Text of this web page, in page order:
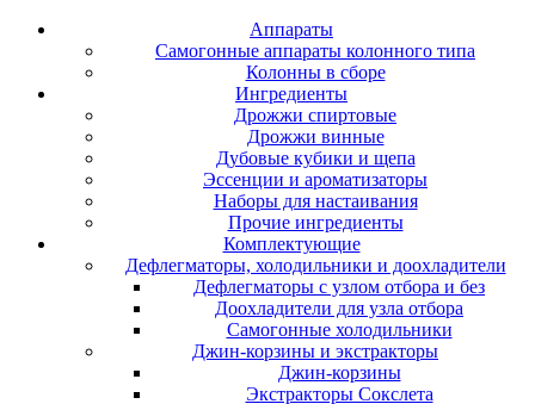
Аппараты
Самогонные аппараты колонного типа
Колонны в сборе
Ингредиенты
Дрожжи спиртовые
Дрожжи винные
Дубовые кубики и щепа
Эссенции и ароматизаторы
Наборы для настаивания
Прочие ингредиенты
Комплектующие
Дефлегматоры, холодильники и доохладители
Дефлегматоры с узлом отбора и без
Доохладители для узла отбора
Самогонные холодильники
Джин-корзины и экстракторы
Джин-корзины
Экстракторы Сокслета